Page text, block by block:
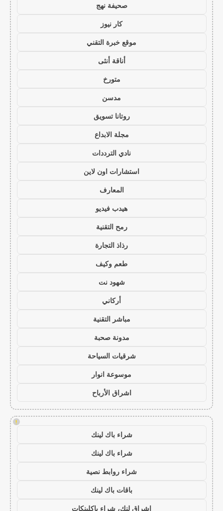
صحيفة نهج
كار نيوز
موقع خبرة التقني
أناقة أنثى
متورخ
مدسن
روتانا تسويق
مجلة الابداع
نادي الترددات
استشارات اون لاين
المعارف
هيدب فيديو
رمح التقنية
رذاذ التجارة
طعم وكيف
شهود نت
أركاني
مباشر التقنية
مدونة صحبة
شرقيات السياحة
موسوعة انوار
اشراق الأرباح
!
شراء باك لينك
شراء باك لينك
شراء روابط نصية
باقات باك لينك
اشراق لنك، شراء باكلينكات